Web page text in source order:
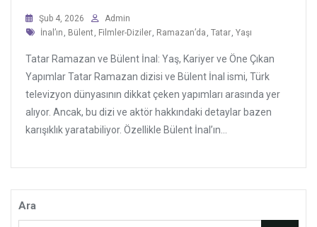
Şub 4, 2026
Admin
Tags
İnal’ın , Bülent , Filmler-Diziler, Ramazan’da , Tatar, Yaşı
Tatar Ramazan ve Bülent İnal: Yaş, Kariyer ve Öne Çıkan
Yapımlar Tatar Ramazan dizisi ve Bülent İnal ismi, Türk
televizyon dünyasının dikkat çeken yapımları arasında yer
alıyor. Ancak, bu dizi ve aktör hakkındaki detaylar bazen
karışıklık yaratabiliyor. Özellikle Bülent İnal’ın...
Ara